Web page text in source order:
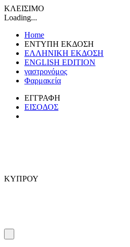
ΚΛΕΙΣΙΜΟ
Loading...
Home
ΕΝΤΥΠΗ ΕΚΔΟΣΗ
ΕΛΛΗΝΙΚΗ ΕΚΔΟΣΗ
ENGLISH EDITION
γαστρονόμος
Φαρμακεία
ΕΓΓΡΑΦΗ
ΕΙΣΟΔΟΣ
ΚΥΠΡΟΥ